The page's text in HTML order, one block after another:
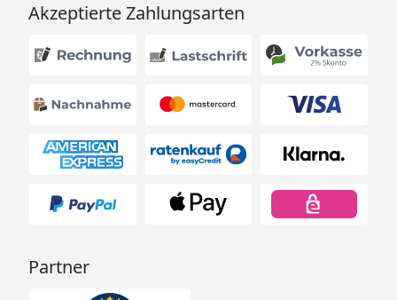
Akzeptierte Zahlungsarten
Partner